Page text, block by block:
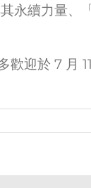
續力量、
迎於 7 月